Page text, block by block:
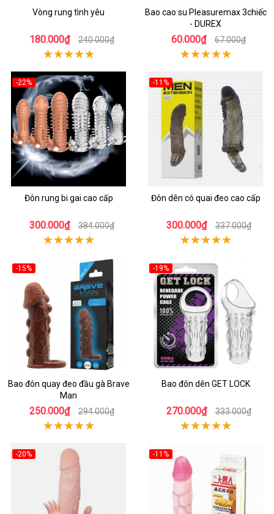
Vòng rung tình yêu
180.000₫ 240.000₫
Bao cao su Pleasuremax 3chiếc
- DUREX
60.000₫ 67.000₫
-22%
Đôn rung bi gai cao cấp
300.000₫ 384.000₫
-11%
Đôn dên có quai đeo cao cấp
300.000₫ 337.000₫
-15%
Bao đôn quay đeo đầu gà Brave
Man
250.000₫ 294.000₫
-19%
Bao đôn dên GET LOCK
270.000₫ 333.000₫
-20% -11%